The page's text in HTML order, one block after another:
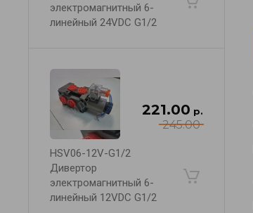
электромагнитный 6-
линейный 24VDC G1/2
245.00
221.00 р.
HSV06-12V-G1/2
Дивертор
электромагнитный 6-
линейный 12VDC G1/2